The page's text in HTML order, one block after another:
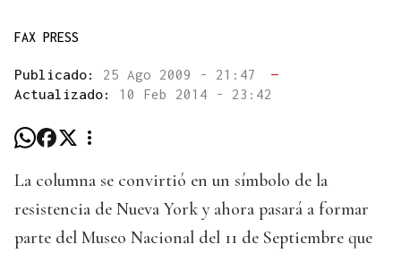
FAX PRESS
Publicado: 25 Ago 2009 - 21:47
—
Actualizado: 10 Feb 2014 - 23:42
La columna se convirtió en un símbolo de la
resistencia de Nueva York y ahora pasará a formar
parte del Museo Nacional del 11 de Septiembre que